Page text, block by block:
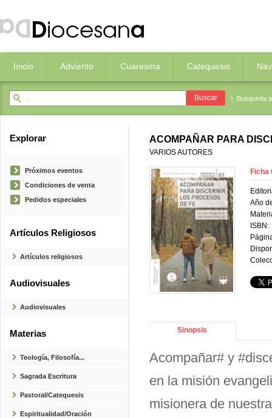
Inicio Adviento Cuaresma Catequesis
Busqueda
Explorar
Próximos eventos
Condiciones de venta
Pedidos especiales
Artículos Religiosos
Artículos religiosos
Audiovisuales
Audiovisuales
Materias
Teología, Filosofía...
Sagrada Escritura
Pastoral/Catequesis
Espiritualidad/Oración
ACOMPAÑAR PARA
VARIOS AUTORES
Ficha
Año
ISBN:
Sinopsis
Acompañar# y
en la misión
misionera de